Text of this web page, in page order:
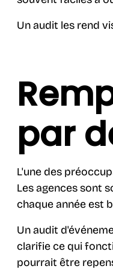
Un audit les rend
par
L'une des
Les agences sont
chaque année est
Un audit
clarifie ce qui
pourrait être